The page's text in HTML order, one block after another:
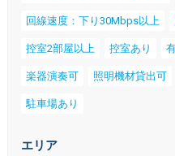
回線速度：下り30Mbps以上
控室2部屋以上 控室あり
楽器演奏可 照明機材貸出可
駐車場あり
エリア